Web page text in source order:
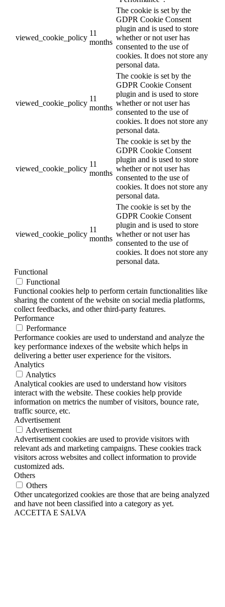
viewed_cookie_policy
11
months
The cookie is set by the
GDPR Cookie Consent
plugin and is used to store
whether or not user has
consented to the use of
cookies. It does not store any
personal data.
viewed_cookie_policy
11
months
The cookie is set by the
GDPR Cookie Consent
plugin and is used to store
whether or not user has
consented to the use of
cookies. It does not store any
personal data.
viewed_cookie_policy
11
months
The cookie is set by the
GDPR Cookie Consent
plugin and is used to store
whether or not user has
consented to the use of
cookies. It does not store any
personal data.
viewed_cookie_policy
11
months
The cookie is set by the
GDPR Cookie Consent
plugin and is used to store
whether or not user has
consented to the use of
cookies. It does not store any
personal data.
Functional
Functional
Functional cookies help to perform certain functionalities like
sharing the content of the website on social media platforms,
collect feedbacks, and other third-party features.
Performance
Performance
Performance cookies are used to understand and analyze the
key performance indexes of the website which helps in
delivering a better user experience for the visitors.
Analytics
Analytics
Analytical cookies are used to understand how visitors
interact with the website. These cookies help provide
information on metrics the number of visitors, bounce rate,
traffic source, etc.
Advertisement
Advertisement
Advertisement cookies are used to provide visitors with
relevant ads and marketing campaigns. These cookies track
visitors across websites and collect information to provide
customized ads.
Others
Others
Other uncategorized cookies are those that are being analyzed
and have not been classified into a category as yet.
ACCETTA E SALVA